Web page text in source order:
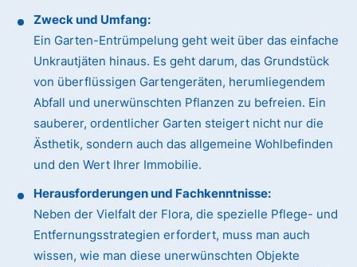
Zweck und Umfang:
Ein Garten-Entrümpelung geht weit über das einfache
Unkrautjäten hinaus. Es geht darum, das Grundstück
von überflüssigen Gartengeräten, herumliegendem
Abfall und unerwünschten Pflanzen zu befreien. Ein
sauberer, ordentlicher Garten steigert nicht nur die
Ästhetik, sondern auch das allgemeine Wohlbefinden
und den Wert Ihrer Immobilie.
Herausforderungen und Fachkenntnisse:
Neben der Vielfalt der Flora, die spezielle Pflege- und
Entfernungsstrategien erfordert, muss man auch
wissen, wie man diese unerwünschten Objekte